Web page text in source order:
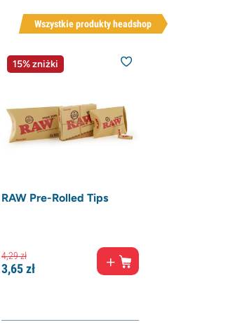
Wszystkie produkty headshop
15% zniżki
RAW Pre-Rolled Tips
4,29zł
3,65zł